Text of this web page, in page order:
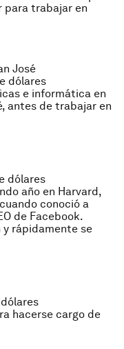
para trabajar en
José
dólares
e informática en
antes de trabajar en
dólares
año en Harvard,
conoció a
de Facebook.
y rápidamente se
hacerse cargo de